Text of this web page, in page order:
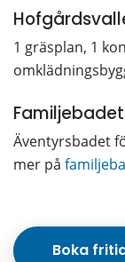
1 gräsplan, 1
Familjebadet
Äventyrsbadet
mer på
Boka